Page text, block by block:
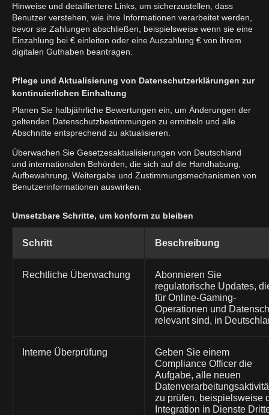
Hinweise und detailliertere Links, um sicherzustellen, dass
Benutzer verstehen, wie ihre Informationen verarbeitet werden,
bevor sie Zahlungen abschließen, beispielsweise wenn sie eine
Einzahlung bei € einleiten oder eine Auszahlung € von ihrem
digitalen Guthaben beantragen.
Pflege und Aktualisierung von Datenschutzerklärungen zur
kontinuierlichen Einhaltung
Planen Sie halbjährliche Bewertungen ein, um Änderungen der
geltenden Datenschutzbestimmungen zu ermitteln und alle
Abschnitte entsprechend zu aktualisieren.
Überwachen Sie Gesetzesaktualisierungen von Deutschland
und internationalen Behörden, die sich auf die Handhabung,
Aufbewahrung, Weitergabe und Zustimmungsmechanismen von
Benutzerinformationen auswirken.
Umsetzbare Schritte, um konform zu bleiben
Schritt Beschreibung
Rechtliche Überwachung
Abonnieren Sie
regulatorische Updates,
für Online-Gaming-
Operationen und
relevant sind, in
Interne Überprüfung
Geben Sie einem
Compliance Officer die
Aufgabe, alle neuen
zu prüfen, beispielsweise
Integration in Dienste